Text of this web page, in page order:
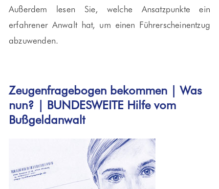
Außerdem lesen Sie, welche Ansatzpunkte ein
erfahrener Anwalt hat, um einen Führerscheinentzug
abzuwenden.
Zeugenfragebogen bekommen | Was
nun? | BUNDESWEITE Hilfe vom
Bußgeldanwalt